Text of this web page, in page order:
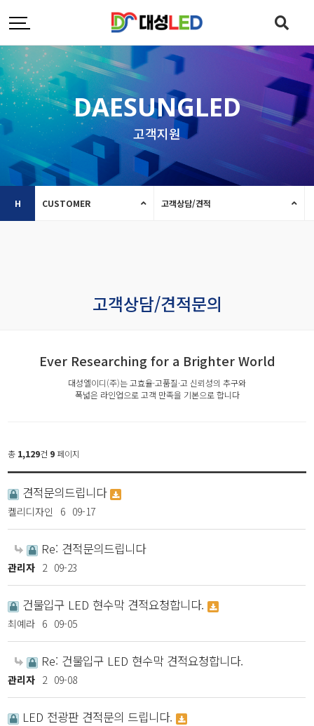
DAESUNGLED
고객지원
H CUSTOMER 고객상담/견적
고객상담/견적문의
Ever Researching for a Brighter World
대성엘이디(주)는 고효율·고품질·고 신뢰성의 추구와
폭넓은 라인업으로 고객 만족을 기본으로 합니다
총 1,129건 9 페이지
견적문의드립니다
켈리디자인 6 09-17
Re: 견적문의드립니다
관리자 2 09-23
건물입구 LED 현수막 견적요청합니다.
최예라 6 09-05
Re: 건물입구 LED 현수막 견적요청합니다.
관리자 2 09-08
LED 전광판 견적문의 드립니다.